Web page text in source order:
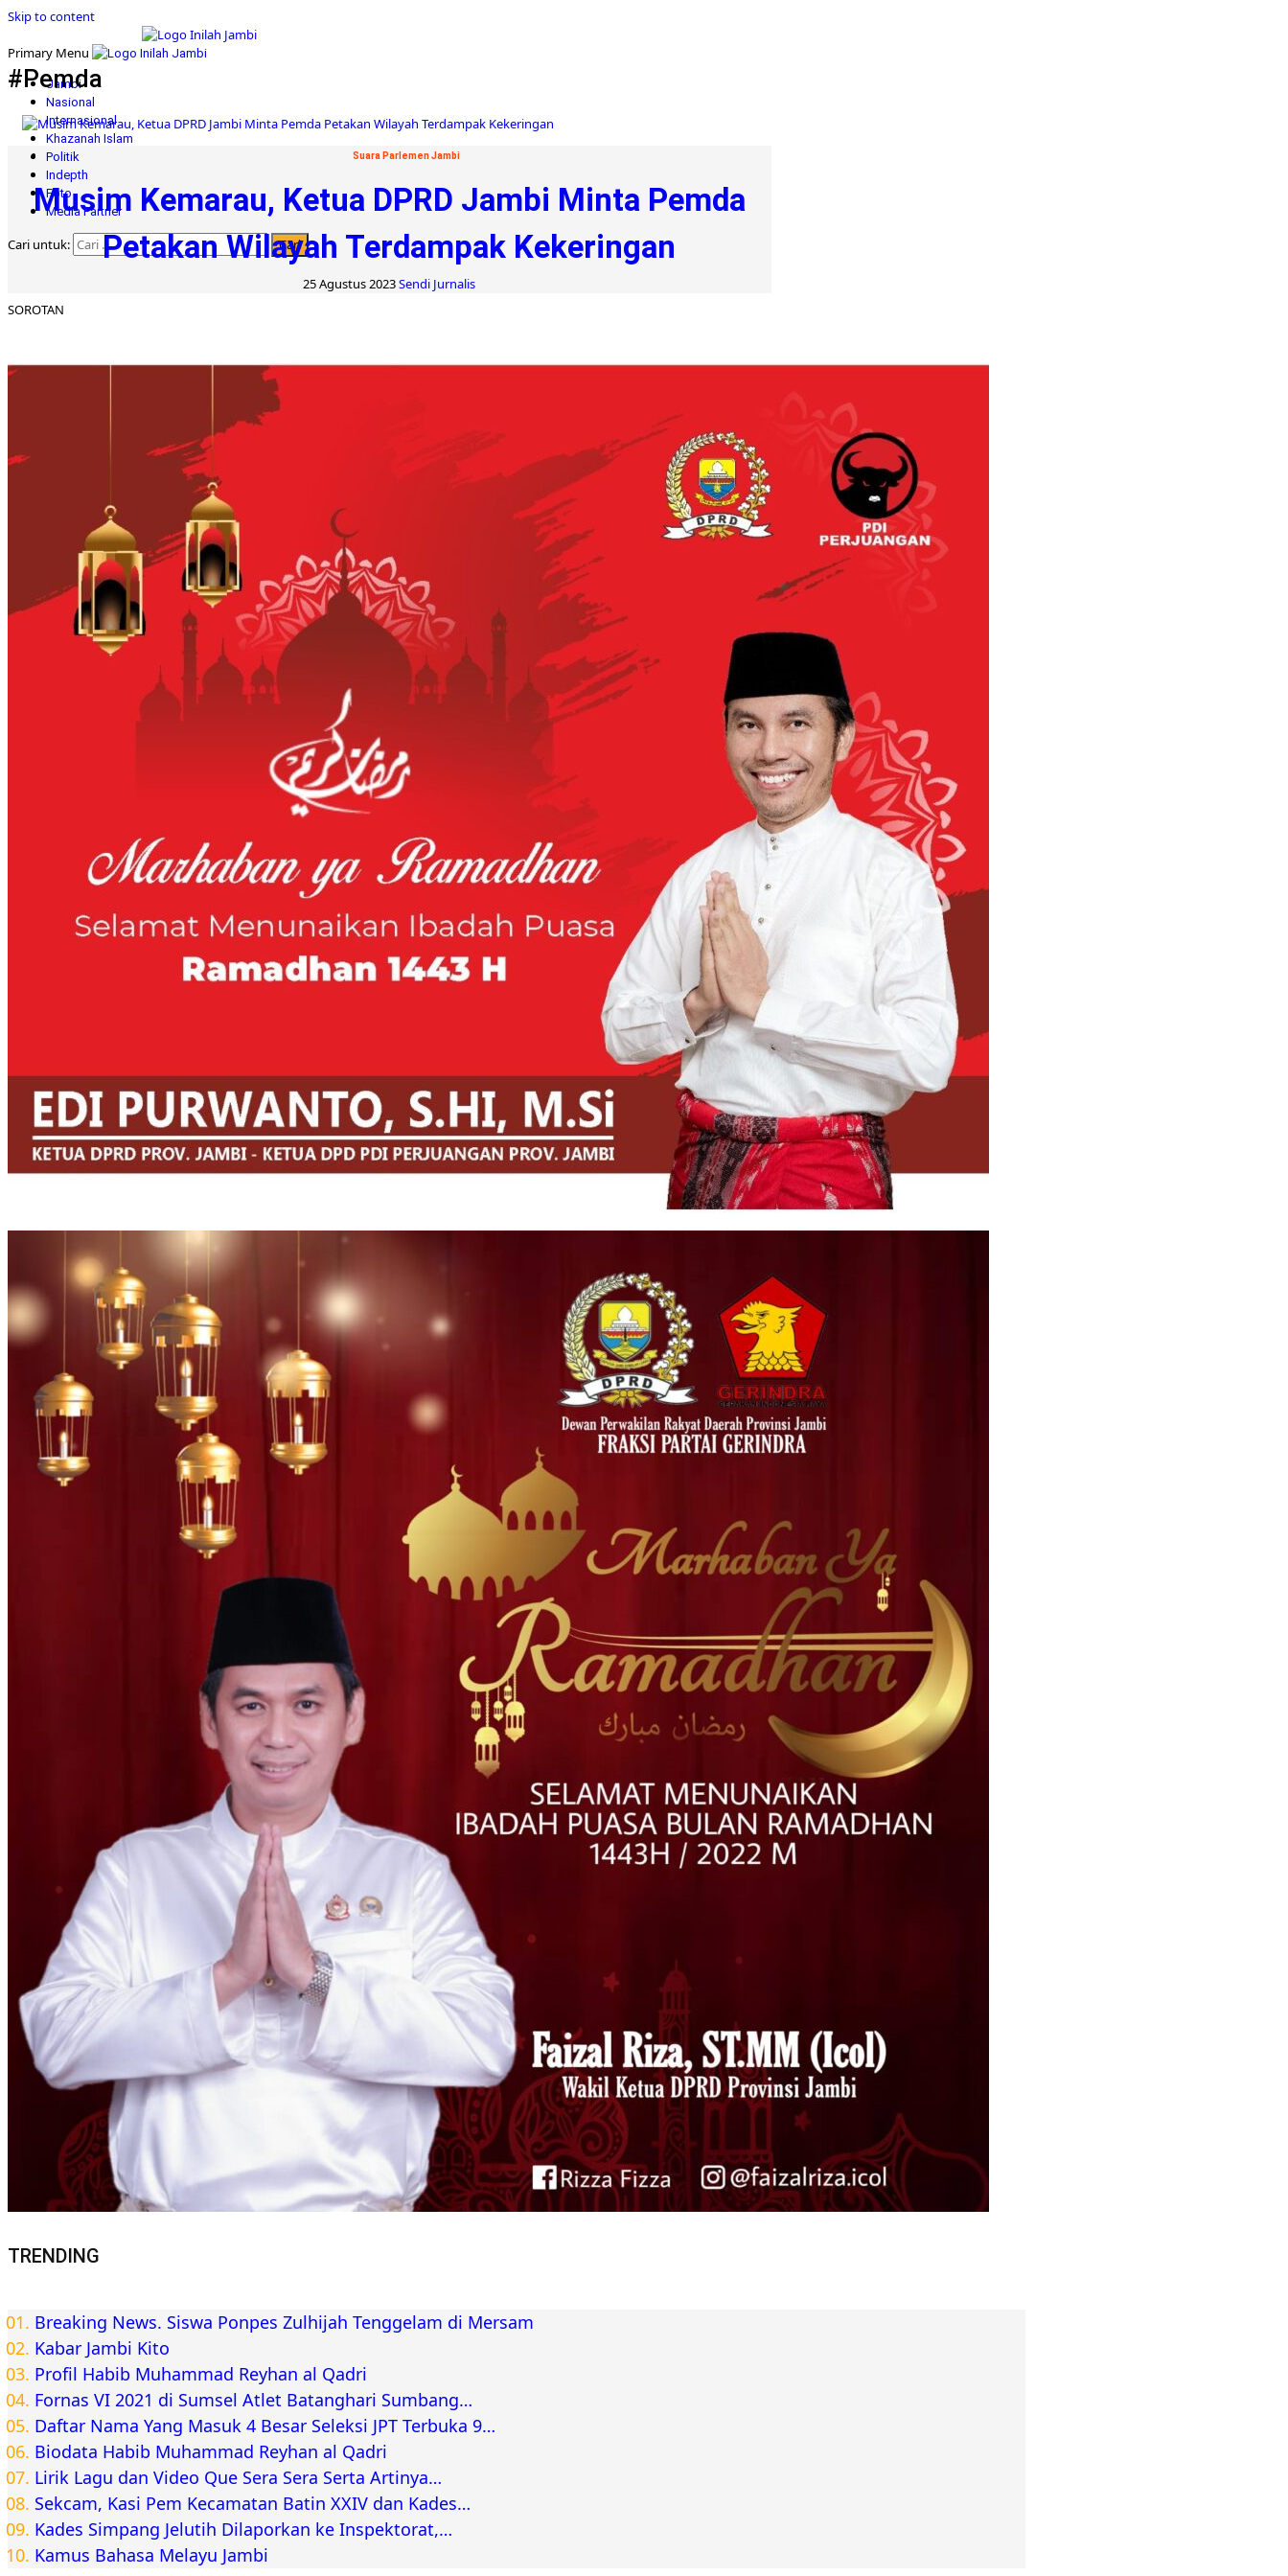
Skip to content
Primary Menu
Jambi
Nasional
Internasional
Khazanah Islam
Politik
Indepth
Foto
Media Partner
Cari untuk:
#Pemda
Suara Parlemen Jambi
Musim Kemarau, Ketua DPRD Jambi Minta Pemda
Petakan Wilayah Terdampak Kekeringan
25 Agustus 2023Sendi Jurnalis
SOROTAN
TRENDING
Breaking News. Siswa Ponpes Zulhijah Tenggelam di Mersam
Kabar Jambi Kito
Profil Habib Muhammad Reyhan al Qadri
Fornas VI 2021 di Sumsel Atlet Batanghari Sumbang…
Daftar Nama Yang Masuk 4 Besar Seleksi JPT Terbuka 9…
Biodata Habib Muhammad Reyhan al Qadri
Lirik Lagu dan Video Que Sera Sera Serta Artinya…
Sekcam, Kasi Pem Kecamatan Batin XXIV dan Kades…
Kades Simpang Jelutih Dilaporkan ke Inspektorat,…
Kamus Bahasa Melayu Jambi